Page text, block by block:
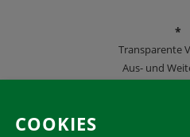
*
Transparente
Aus- und
COOKIES